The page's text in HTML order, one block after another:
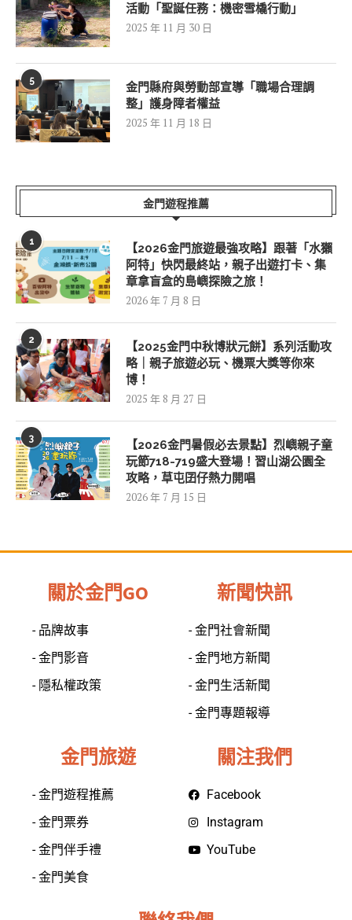
活動「聖誕任務：機密雪橇行動」
2025 年 11 月 30 日
5
金門縣府與勞動部宣導「職場合理調
整」護身障者權益
2025 年 11 月 18 日
金門遊程推薦
1
【2026金門旅遊最強攻略】跟著「水獺
阿特」快閃最終站，親子出遊打卡、集
章拿盲盒的島嶼探險之旅！
2026 年 7 月 8 日
2
【2025金門中秋博狀元餅】系列活動攻
略｜親子旅遊必玩、機票大獎等你來
博！
2025 年 8 月 27 日
3
【2026金門暑假必去景點】烈嶼親子童
玩節718-719盛大登場！習山湖公園全
攻略，草屯囝仔熱力開唱
2026 年 7 月 15 日
關於金門GO
- 品牌故事
- 金門影音
- 隱私權政策
新聞快訊
- 金門社會新聞
- 金門地方新聞
- 金門生活新聞
- 金門專題報導
金門旅遊
- 金門遊程推薦
- 金門票券
- 金門伴手禮
- 金門美食
關注我們
Facebook
Instagram
YouTube